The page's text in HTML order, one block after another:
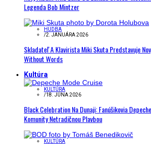
Legenda Bob Mintzer
HUDBA
/2. JANUÁRA 2026
Skladateľ A Klavirista Miki Skuta Predstavuje
Without Words
Kultúra
KULTÚRA
/18. JÚNA 2026
Black Celebration Na Dunaji: Fanúšikovia
Komunity Netradičnou Plavbou
KULTÚRA